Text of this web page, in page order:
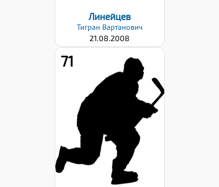
Линейцев
Тигран Вартанович
21.08.2008
71
Рост:
Левый
Дата заявки:
02.10.2023